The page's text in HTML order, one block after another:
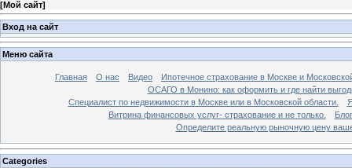
[Мой сайт]
Вход на сайт
Меню сайта
Главная О нас Видео
Ипотечное страхование в Москве и
ОСАГО в Монино: как оформить и где найти
Специалист по недвижимости в Москве или в Московской области.
Витрина финансовых услуг- страхование и не только.
Блог
Определите реальную рыночную цену
Categories